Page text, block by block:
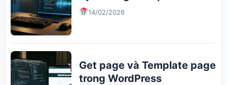
14/02/2026
Get page và Template page
trong WordPress